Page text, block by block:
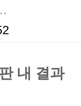
내 결과